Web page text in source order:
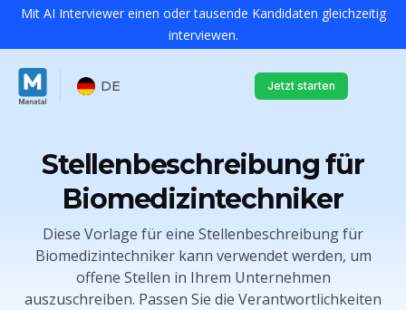
Mit AI Interviewer einen oder tausende Kandidaten gleichzeitig
interviewen.
DE Jetzt starten
Stellenbeschreibung für
Biomedizintechniker
Diese Vorlage für eine Stellenbeschreibung für
Biomedizintechniker kann verwendet werden, um
offene Stellen in Ihrem Unternehmen
auszuschreiben. Passen Sie die Verantwortlichkeiten